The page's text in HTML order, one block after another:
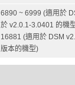
6890 ~ 6999 (適用於
於 v2.0.1-3.0401 的機
16881 (適用於 DSM
版本的機型)